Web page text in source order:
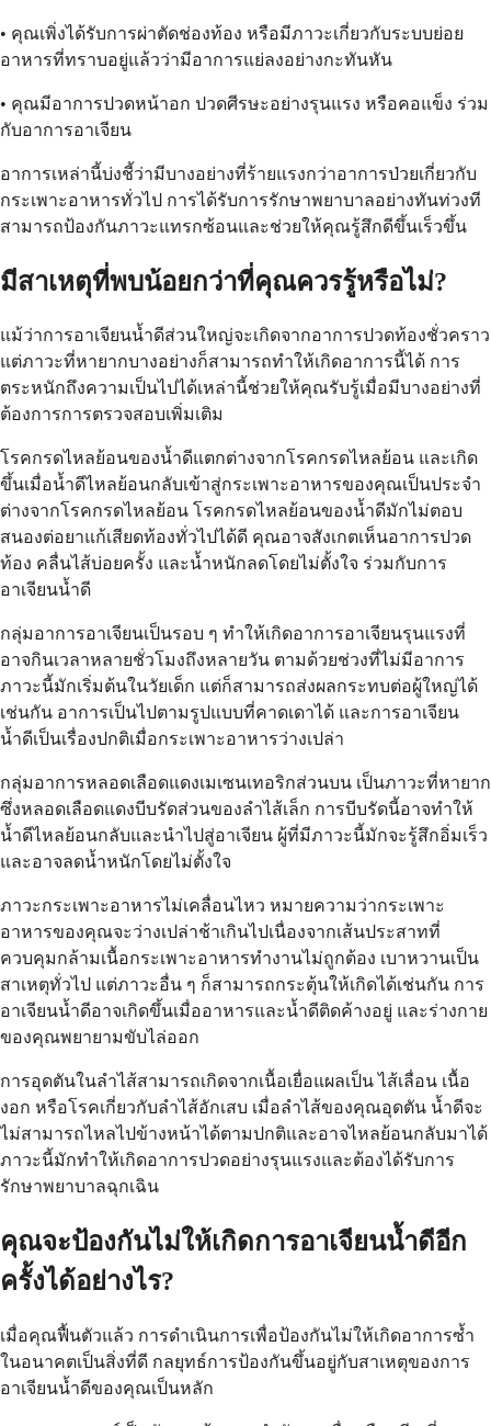
• คุณเพิ่งได้รับการผ่าตัดช่องท้อง หรือมีภาวะเกี่ยวกับระบบย่อย
อาหารที่ทราบอยู่แล้วว่ามีอาการแย่ลงอย่างกะทันหัน
• คุณมีอาการปวดหน้าอก ปวดศีรษะอย่างรุนแรง หรือคอแข็ง ร่วม
กับอาการอาเจียน
อาการเหล่านี้บ่งชี้ว่ามีบางอย่างที่ร้ายแรงกว่าอาการป่วยเกี่ยวกับ
กระเพาะอาหารทั่วไป การได้รับการรักษาพยาบาลอย่างทันท่วงที
สามารถป้องกันภาวะแทรกซ้อนและช่วยให้คุณรู้สึกดีขึ้นเร็วขึ้น
มีสาเหตุที่พบน้อยกว่าที่คุณควรรู้หรือไม่?
แม้ว่าการอาเจียนน้ำดีส่วนใหญ่จะเกิดจากอาการปวดท้องชั่วคราว
แต่ภาวะที่หายากบางอย่างก็สามารถทำให้เกิดอาการนี้ได้ การ
ตระหนักถึงความเป็นไปได้เหล่านี้ช่วยให้คุณรับรู้เมื่อมีบางอย่างที่
ต้องการการตรวจสอบเพิ่มเติม
โรคกรดไหลย้อนของน้ำดีแตกต่างจากโรคกรดไหลย้อน และเกิด
ขึ้นเมื่อน้ำดีไหลย้อนกลับเข้าสู่กระเพาะอาหารของคุณเป็นประจำ
ต่างจากโรคกรดไหลย้อน โรคกรดไหลย้อนของน้ำดีมักไม่ตอบ
สนองต่อยาแก้เสียดท้องทั่วไปได้ดี คุณอาจสังเกตเห็นอาการปวด
ท้อง คลื่นไส้บ่อยครั้ง และน้ำหนักลดโดยไม่ตั้งใจ ร่วมกับการ
อาเจียนน้ำดี
กลุ่มอาการอาเจียนเป็นรอบ ๆ ทำให้เกิดอาการอาเจียนรุนแรงที่
อาจกินเวลาหลายชั่วโมงถึงหลายวัน ตามด้วยช่วงที่ไม่มีอาการ
ภาวะนี้มักเริ่มต้นในวัยเด็ก แต่ก็สามารถส่งผลกระทบต่อผู้ใหญ่ได้
เช่นกัน อาการเป็นไปตามรูปแบบที่คาดเดาได้ และการอาเจียน
น้ำดีเป็นเรื่องปกติเมื่อกระเพาะอาหารว่างเปล่า
กลุ่มอาการหลอดเลือดแดงเมเซนเทอริกส่วนบน เป็นภาวะที่หายาก
ซึ่งหลอดเลือดแดงบีบรัดส่วนของลำไส้เล็ก การบีบรัดนี้อาจทำให้
น้ำดีไหลย้อนกลับและนำไปสู่อาเจียน ผู้ที่มีภาวะนี้มักจะรู้สึกอิ่มเร็ว
และอาจลดน้ำหนักโดยไม่ตั้งใจ
ภาวะกระเพาะอาหารไม่เคลื่อนไหว หมายความว่ากระเพาะ
อาหารของคุณจะว่างเปล่าช้าเกินไปเนื่องจากเส้นประสาทที่
ควบคุมกล้ามเนื้อกระเพาะอาหารทำงานไม่ถูกต้อง เบาหวานเป็น
สาเหตุทั่วไป แต่ภาวะอื่น ๆ ก็สามารถกระตุ้นให้เกิดได้เช่นกัน การ
อาเจียนน้ำดีอาจเกิดขึ้นเมื่ออาหารและน้ำดีติดค้างอยู่ และร่างกาย
ของคุณพยายามขับไล่ออก
การอุดตันในลำไส้สามารถเกิดจากเนื้อเยื่อแผลเป็น ไส้เลื่อน เนื้อ
งอก หรือโรคเกี่ยวกับลำไส้อักเสบ เมื่อลำไส้ของคุณอุดตัน น้ำดีจะ
ไม่สามารถไหลไปข้างหน้าได้ตามปกติและอาจไหลย้อนกลับมาได้
ภาวะนี้มักทำให้เกิดอาการปวดอย่างรุนแรงและต้องได้รับการ
รักษาพยาบาลฉุกเฉิน
คุณจะป้องกันไม่ให้เกิดการอาเจียนน้ำดีอีก
ครั้งได้อย่างไร?
เมื่อคุณฟื้นตัวแล้ว การดำเนินการเพื่อป้องกันไม่ให้เกิดอาการซ้ำ
ในอนาคตเป็นสิ่งที่ดี กลยุทธ์การป้องกันขึ้นอยู่กับสาเหตุของการ
อาเจียนน้ำดีของคุณเป็นหลัก